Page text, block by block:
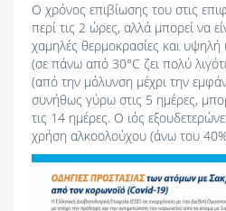
Ο χρόνος επιβίωσης του στις
περί τις 2 ώρες, αλλά μπορεί να
χαμηλές θερμοκρασίες και υψηλή
(σε πάνω από 30°C ζει πολύ
(από την μόλυνση μέχρι την
συνήθως γύρω στις 5 ημέρες,
τις 14 ημέρες. Ο ιός
χρήση αλκοολούχου (άνω του